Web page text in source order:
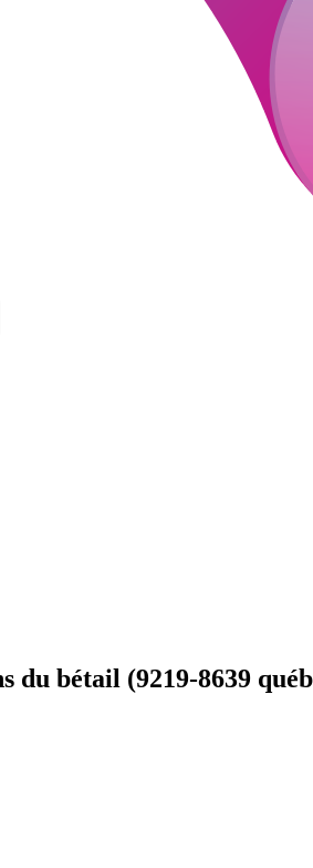
du bétail (9219-8639